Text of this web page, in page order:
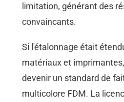
limitation, générant des
convaincants.
Si l'étalonnage était
matériaux et
devenir un standard de
multicolore FDM. La